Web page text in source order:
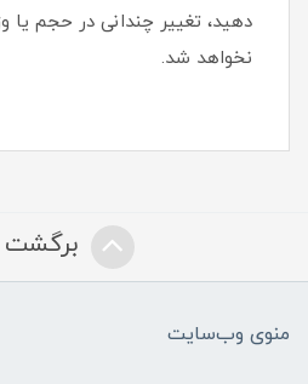
دهید، تغییر چندانی در حجم یا
نخواهد شد‏.‏
برگشت
منوی وب‌سایت